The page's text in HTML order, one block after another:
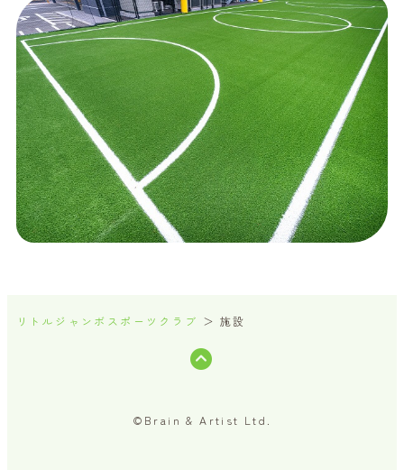
リトルジャンボスポーツクラブ 施設
©Brain & Artist Ltd.